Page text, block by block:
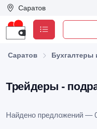
Саратов
Саратов
Трейдеры -
Найдено предложений —